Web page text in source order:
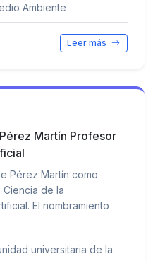
Ambiente
Leer más
Martín Profesor
Pérez Martín como
de la
El nombramiento
universitaria de la